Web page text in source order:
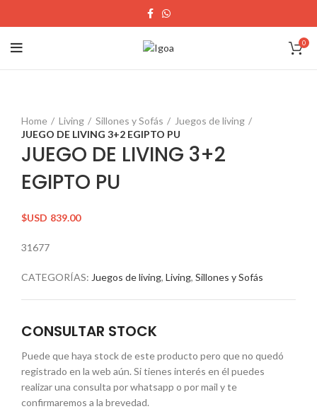
0
Home Living Sillones y Sofás
Juegos de living
JUEGO DE LIVING 3+2 EGIPTO PU
JUEGO DE LIVING 3+2
EGIPTO PU
$USD 839.00
31677
CATEGORÍAS: Juegos de living, Living, Sillones y Sofás
CONSULTAR STOCK
Puede que haya stock de este producto pero que no quedó
registrado en la web aún. Si tienes interés en él puedes
realizar una consulta por whatsapp o por mail y te
confirmaremos a la brevedad.